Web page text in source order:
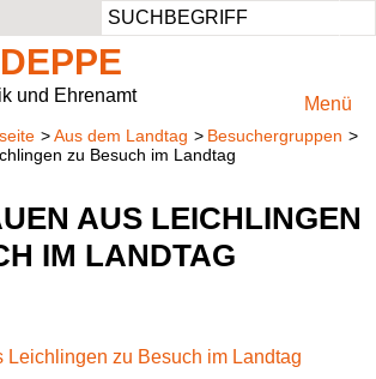
und Ehrenamt Menü
Aus dem Landtag
Besuchergruppen
zu Besuch im Landtag
AUS LEICHLINGEN
IM LANDTAG
Kreis
Regionalrats Köln
Kreis